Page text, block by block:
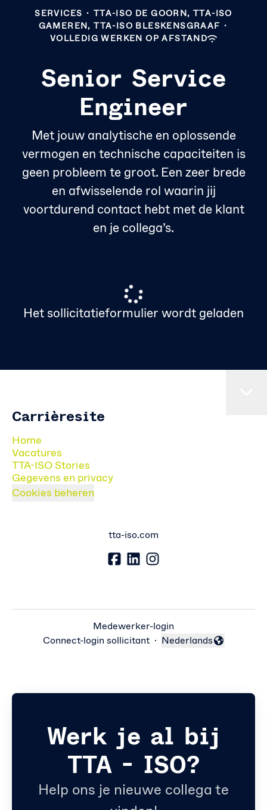
SERVICES · TTA-ISO DE GOORN, TTA-ISO
GAMEREN, TTA-ISO BLESKENSGRAAF ·
VOLLEDIG WERKEN OP AFSTAND
Senior Service
Engineer
Met jouw analytische en oplossende
vermogen en technische capaciteiten is
geen probleem te groot. Een zeer brede
en afwisselende rol waarin jij
voortdurend contact hebt met de klant
en je collega’s.
Het sollicitatieformulier wordt geladen
Carrièresite
Home
Vacatures
TTA-ISO Stories
Gegevens en privacy
Cookies beheren
tta-iso.com
Medewerker-login
Connect-login sollicitant ·
Taal wijzigen
Nederlands
Werk je al bij
TTA - ISO?
Help ons je nieuwe collega te